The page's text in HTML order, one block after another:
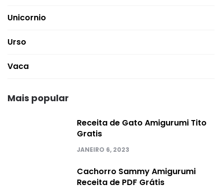
Unicornio
Urso
Vaca
Mais popular
Receita de Gato Amigurumi Tito
Gratis
JANEIRO 6, 2023
Cachorro Sammy Amigurumi
Receita de PDF Grátis